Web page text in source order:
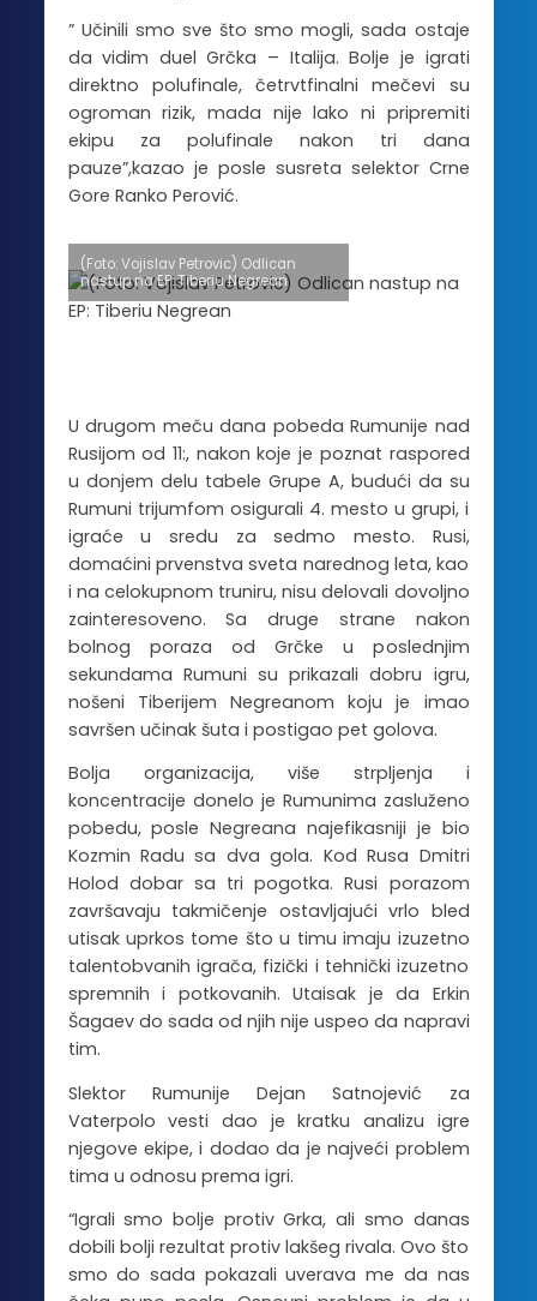
” Učinili smo sve što smo mogli, sada ostaje
da vidim duel Grčka – Italija. Bolje je igrati
direktno polufinale, četrvtfinalni mečevi su
ogroman rizik, mada nije lako ni pripremiti
ekipu za polufinale nakon tri dana
pauze”,kazao je posle susreta selektor Crne
Gore Ranko Perović.
(Foto: Vojislav Petrovic) Odlican
nastup na EP: Tiberiu Negrean
U drugom meču dana pobeda Rumunije nad
Rusijom od 11:, nakon koje je poznat raspored
u donjem delu tabele Grupe A, budući da su
Rumuni trijumfom osigurali 4. mesto u grupi, i
igraće u sredu za sedmo mesto. Rusi,
domaćini prvenstva sveta narednog leta, kao
i na celokupnom truniru, nisu delovali dovoljno
zainteresoveno. Sa druge strane nakon
bolnog poraza od Grčke u poslednjim
sekundama Rumuni su prikazali dobru igru,
nošeni Tiberijem Negreanom koju je imao
savršen učinak šuta i postigao pet golova.
Bolja organizacija, više strpljenja i
koncentracije donelo je Rumunima zasluženo
pobedu, posle Negreana najefikasniji je bio
Kozmin Radu sa dva gola. Kod Rusa Dmitri
Holod dobar sa tri pogotka. Rusi porazom
završavaju takmičenje ostavljajući vrlo bled
utisak uprkos tome što u timu imaju izuzetno
talentobvanih igrača, fizički i tehnički izuzetno
spremnih i potkovanih. Utaisak je da Erkin
Šagaev do sada od njih nije uspeo da napravi
tim.
Slektor Rumunije Dejan Satnojević za
Vaterpolo vesti dao je kratku analizu igre
njegove ekipe, i dodao da je najveći problem
tima u odnosu prema igri.
“Igrali smo bolje protiv Grka, ali smo danas
dobili bolji rezultat protiv lakšeg rivala. Ovo što
smo do sada pokazali uverava me da nas